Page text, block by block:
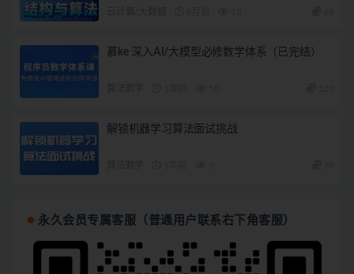
慕ke 深入AI/大模型必修数学体系（已完结）
解锁机器学习算法面试挑战
永久会员专属客服（普通用户联系右下角客服）